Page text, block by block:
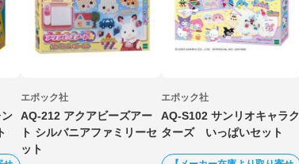
エポック社
AQ-212 アクアビーズアー
ト シルバニアファミリーセ
ット
エポック社
AQ-S102 サンリオキャラク
ターズ いっぱいセット